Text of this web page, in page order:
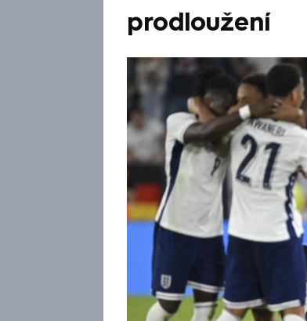
prodloužení